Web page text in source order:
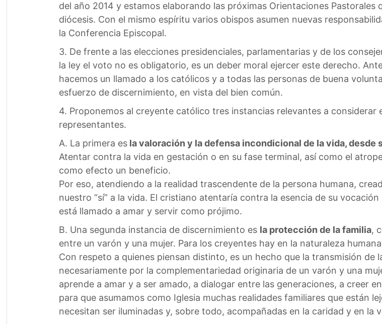
del año 2014 y estamos elaborando las próximas Orientaciones
diócesis. Con el mismo espíritu varios obispos asumen nuevas
la Conferencia Episcopal.
3. De frente a las elecciones presidenciales, parlamentarias y de los
la ley el voto no es obligatorio, es un deber moral ejercer este derecho.
hacemos un llamado a los católicos y a todas las personas de buena
esfuerzo de discernimiento, en vista del bien común.
4. Proponemos al creyente católico tres instancias relevantes a
representantes.
A. La primera esla valoración y la defensa incondicional de la vida, desde
Atentar contra la vida en gestación o en su fase terminal, así como el
como efecto un beneficio.
Por eso, atendiendo a la realidad trascendente de la persona humana,
nuestro “sí” a la vida. El cristiano atentaría contra la esencia de su
está llamado a amar y servir como prójimo.
B. Una segunda instancia de discernimiento es la protección de la familia,
entre un varón y una mujer. Para los creyentes hay en la naturaleza
Con respeto a quienes piensan distinto, es un hecho que la transmisión de
necesariamente por la complementariedad originaria de un varón y una
aprende a amar y a ser amado, a dialogar entre las generaciones, a creer
para que asumamos como Iglesia muchas realidades familiares que están
necesitan ser iluminadas y, sobre todo, acompañadas en la caridad y en la